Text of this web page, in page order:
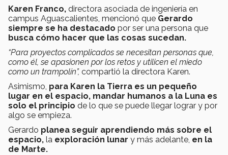
Karen Franco, directora asociada de ingeniería en
campus Aguascalientes, mencionó que Gerardo
siempre se ha destacado por ser una persona que
busca cómo hacer que las cosas sucedan.
“Para proyectos complicados se necesitan personas que,
como él, se apasionen por los retos y utilicen el miedo
como un trampolín”, compartió la directora Karen.
Asimismo, para Karen la Tierra es un pequeño
lugar en el espacio, mandar humanos a la Luna es
solo el principio de lo que se puede llegar lograr y por
algo se empieza.
Gerardo planea seguir aprendiendo más sobre el
espacio, la exploración lunar y más adelante, en la
de Marte.